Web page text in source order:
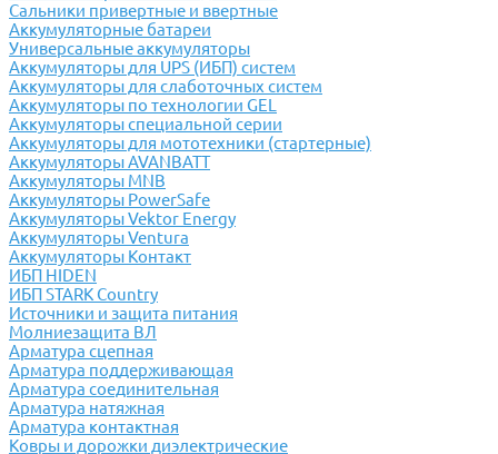
Сальники привертные и ввертные
Аккумуляторные батареи
Универсальные аккумуляторы
Аккумуляторы для UPS (ИБП) систем
Аккумуляторы для слаботочных систем
Аккумуляторы по технологии GEL
Аккумуляторы специальной серии
Аккумуляторы для мототехники (стартерные)
Аккумуляторы AVANBATT
Аккумуляторы MNB
Аккумуляторы PowerSafe
Аккумуляторы Vektor Energy
Аккумуляторы Ventura
Аккумуляторы Контакт
ИБП HIDEN
ИБП STARK Country
Источники и защита питания
Молниезащита ВЛ
Арматура сцепная
Арматура поддерживающая
Арматура соединительная
Арматура натяжная
Арматура контактная
Ковры и дорожки диэлектрические